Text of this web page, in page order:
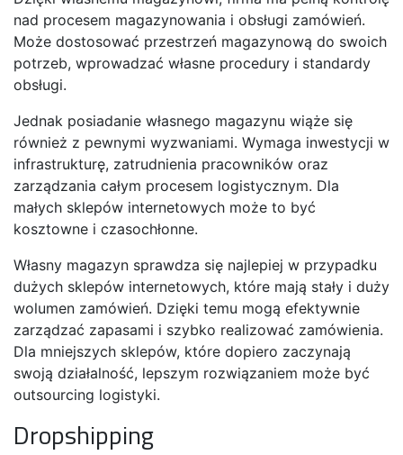
nad procesem magazynowania i obsługi zamówień.
Może dostosować przestrzeń magazynową do swoich
potrzeb, wprowadzać własne procedury i standardy
obsługi.
Jednak posiadanie własnego magazynu wiąże się
również z pewnymi wyzwaniami. Wymaga inwestycji w
infrastrukturę, zatrudnienia pracowników oraz
zarządzania całym procesem logistycznym. Dla
małych sklepów internetowych może to być
kosztowne i czasochłonne.
Własny magazyn sprawdza się najlepiej w przypadku
dużych sklepów internetowych, które mają stały i duży
wolumen zamówień. Dzięki temu mogą efektywnie
zarządzać zapasami i szybko realizować zamówienia.
Dla mniejszych sklepów, które dopiero zaczynają
swoją działalność, lepszym rozwiązaniem może być
outsourcing logistyki.
Dropshipping